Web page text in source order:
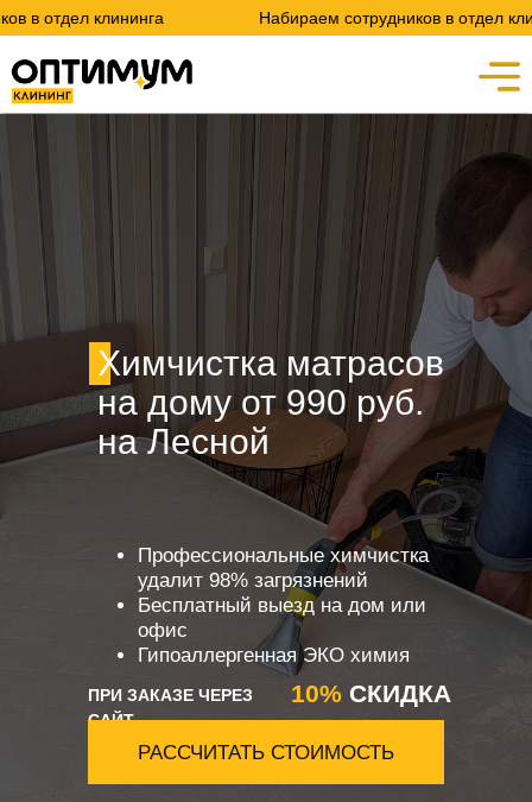
Набираем сотрудников в отдел клининга
10% СКИДКА
Профессиональные химчистка
удалит 98% загрязнений
Бесплатный выезд на дом или
офис
Гипоаллергенная ЭКО химия
ПРИ ЗАКАЗЕ ЧЕРЕЗ
САЙТ
РАССЧИТАТЬ СТОИМОСТЬ
Химчистка матрасов
на дому от 990 руб.
на Лесной